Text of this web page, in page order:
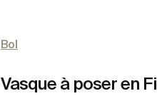
Bol
Vasque à poser en